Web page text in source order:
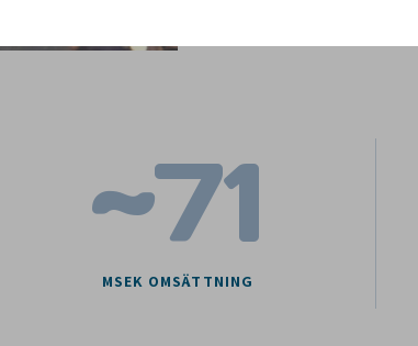
~71
MSEK OMSÄTTNING